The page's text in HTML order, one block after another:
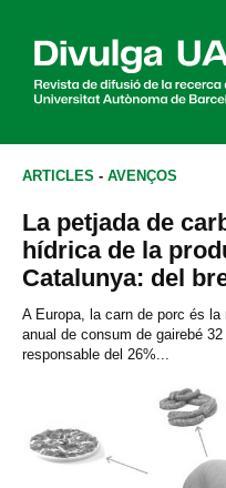
Articles
Agenda
CERCAR
ARTICLES - AVENÇOS
La petjada de
hídrica de la
Catalunya: del
A Europa, la carn de porc és
anual de consum de gairebé
responsable del 26%...